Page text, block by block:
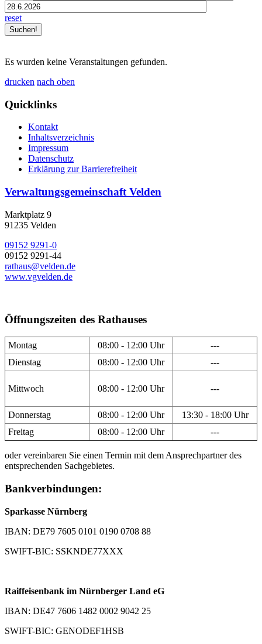
reset
Es wurden keine Veranstaltungen gefunden.
drucken nach oben
Quicklinks
Kontakt
Inhaltsverzeichnis
Impressum
Datenschutz
Erklärung zur Barrierefreiheit
Verwaltungsgemeinschaft Velden
Marktplatz 9
91235 Velden
09152 9291-0
09152 9291-44
rathaus@velden.de
www.vgvelden.de
Öffnungszeiten des Rathauses
Montag 08:00 - 12:00 Uhr
---
Dienstag
08:00 - 12:00 Uhr ---
Mittwoch 08:00 - 12:00 Uhr ---
Donnerstag 08:00 - 12:00 Uhr
13:30 - 18:00 Uhr
Freitag
08:00 - 12:00 Uhr ---
oder vereinbaren Sie einen Termin mit dem Ansprechpartner des
entsprechenden Sachgebietes.
Bankverbindungen:
Sparkasse Nürnberg
IBAN: DE79 7605 0101 0190 0708 88
SWIFT-BIC: SSKNDE77XXX
Raiffeisenbank im Nürnberger Land eG
IBAN: DE47 7606 1482 0002 9042 25
SWIFT-BIC: GENODEF1HSB